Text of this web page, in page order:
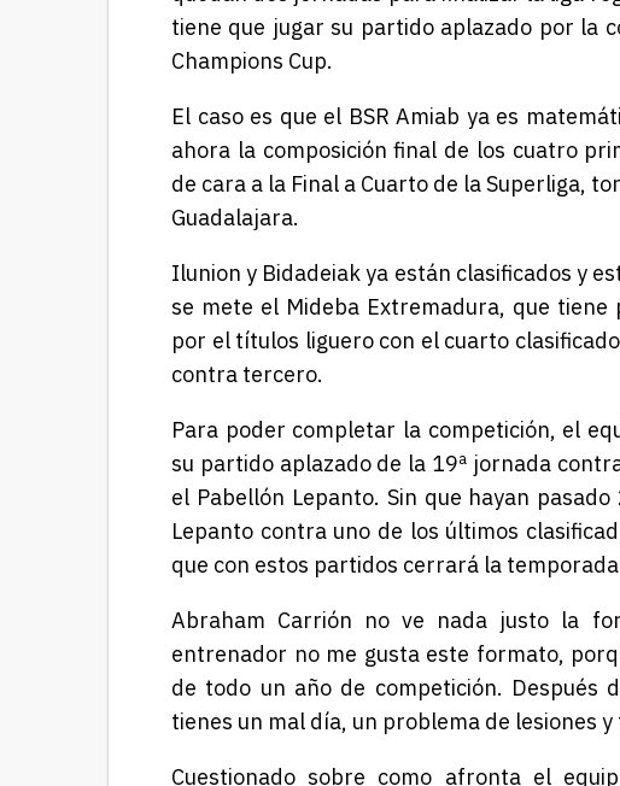
tiene que jugar su partido aplazado por la
Champions Cup.
El caso es que el BSR Amiab ya es
ahora la composición final de los cuatro
de cara a la Final a Cuarto de la Superliga,
Guadalajara.
Ilunion y Bidadeiak ya están clasificados y
se mete el Mideba Extremadura, que tiene
por el títulos liguero con el cuarto
contra tercero.
Para poder completar la competición, el
su partido aplazado de la 19ª jornada
el Pabellón Lepanto. Sin que hayan
Lepanto contra uno de los últimos
que con estos partidos cerrará la
Abraham Carrión no ve nada justo la
entrenador no me gusta este formato,
de todo un año de competición. Después
tienes un mal día, un problema de lesiones
Cuestionado sobre como afronta el